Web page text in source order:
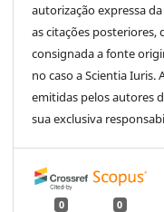
autorização expressa
as citações posteriores,
consignada a fonte
no caso a Scientia Iuris.
emitidas pelos autores
sua exclusiva
0 0